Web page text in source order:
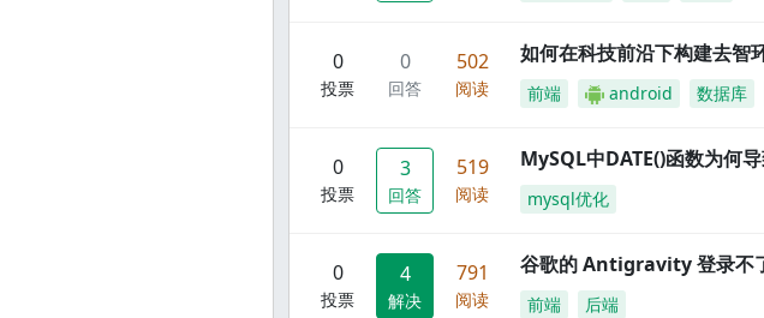
0
投票
0
回答
502
阅读
如何在科技前沿下构建去智
前端 android 数据库
0
投票
3
回答
519
阅读
MySQL中DATE()函数为何
mysql优化
0
投票
4
解决
791
阅读
谷歌的 Antigravity 登录不
前端 后端